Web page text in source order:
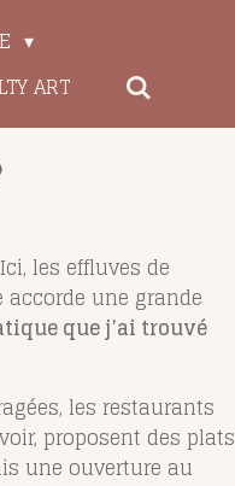
ART
les effluves de
une grande
que j’ai trouvé
les restaurants
proposent des plats
une ouverture au